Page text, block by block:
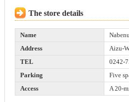
The store details
Name
Address
Aizu-
TEL
0242-
Parking
Five
Access
A 20-